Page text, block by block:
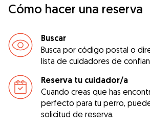
Cómo hacer una reserva
Buscar
Busca por código postal o
lista de cuidadores de
Reserva tu cuidador/a
Cuando creas que has
perfecto para tu perro,
solicitud de reserva.